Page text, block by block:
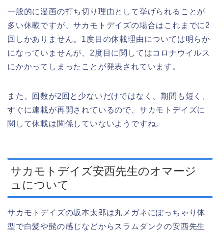
一般的に漫画の打ち切り理由として挙げられることが
多い休載ですが、サカモトデイズの場合はこれまでに2
回しかありません。1度目の休載理由については明らか
になっていませんが、2度目に関してはコロナウイルス
にかかってしまったことが発表されています。
また、回数が2回と少ないだけではなく、期間も短く、
すぐに連載が再開されているので、サカモトデイズに
関して休載は関係していないようですね。
サカモトデイズ安西先生のオマージ
ュについて
サカモトデイズの坂本太郎は丸メガネにぽっちゃり体
型で白髪や髭の感じなどからスラムダンクの安西先生